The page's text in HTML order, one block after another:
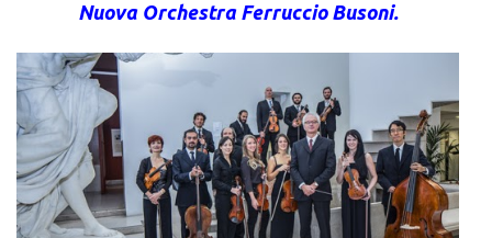
Nuova Orchestra Ferruccio Busoni.